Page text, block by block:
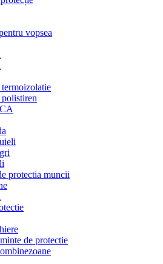
vopsea
protectia muncii
de protectie